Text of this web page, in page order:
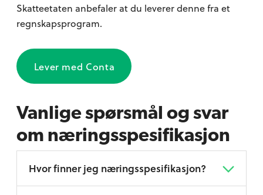
Skatteetaten anbefaler at du leverer denne fra et
regnskapsprogram.
Lever med Conta
Vanlige spørsmål og svar
om næringsspesifikasjon
Hvor finner jeg næringsspesifikasjon?